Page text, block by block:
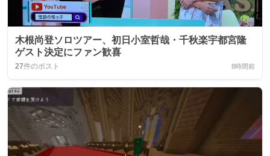
木根尚登ソロツアー、初日小室哲哉・千秋楽宇都宮隆
ゲスト決定にファン歓喜
27件のポスト 8時間前